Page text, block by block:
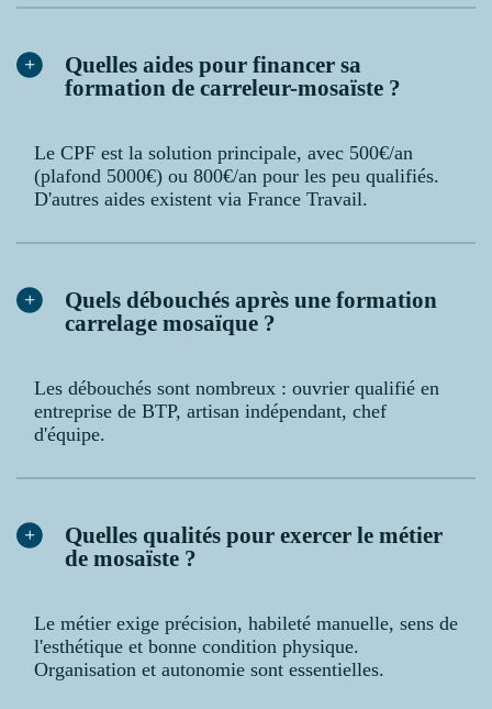
Quelles aides pour financer sa
formation de carreleur-mosaïste ?
Le CPF est la solution principale, avec 500€/an
(plafond 5000€) ou 800€/an pour les peu qualifiés.
D'autres aides existent via France Travail.
Quels débouchés après une formation
carrelage mosaïque ?
Les débouchés sont nombreux : ouvrier qualifié en
entreprise de BTP, artisan indépendant, chef
d'équipe.
Quelles qualités pour exercer le métier
de mosaïste ?
Le métier exige précision, habileté manuelle, sens de
l'esthétique et bonne condition physique.
Organisation et autonomie sont essentielles.